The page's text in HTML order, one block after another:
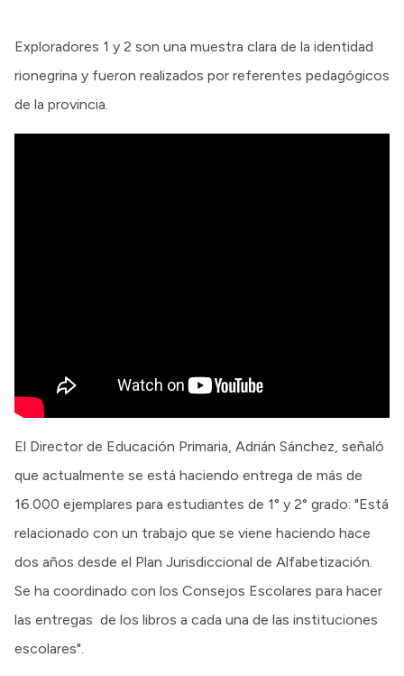
Exploradores 1 y 2 son una muestra clara de la identidad
rionegrina y fueron realizados por referentes pedagógicos
de la provincia.
El Director de Educación Primaria, Adrián Sánchez, señaló
que actualmente se está haciendo entrega de más de
16.000 ejemplares para estudiantes de 1° y 2° grado: "Está
relacionado con un trabajo que se viene haciendo hace
dos años desde el Plan Jurisdiccional de Alfabetización.
Se ha coordinado con los Consejos Escolares para hacer
las entregas de los libros a cada una de las instituciones
escolares".